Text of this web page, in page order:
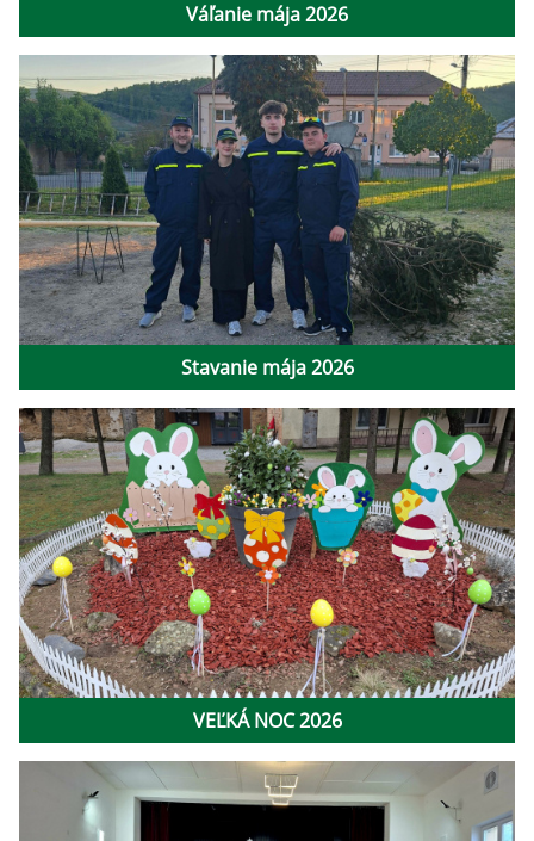
Váľanie mája 2026
Stavanie mája 2026
VEĽKÁ NOC 2026